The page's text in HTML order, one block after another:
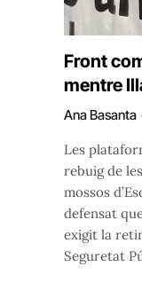
Front
mentre
Ana Basanta
Les
rebuig de
mossos
defensat
exigit la
Seguretat